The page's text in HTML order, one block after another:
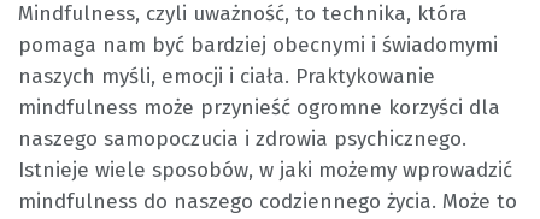
Mindfulness, czyli uważność, to technika, która
pomaga nam być bardziej obecnymi i świadomymi
naszych myśli, emocji i ciała. Praktykowanie
mindfulness może przynieść ogromne korzyści dla
naszego samopoczucia i zdrowia psychicznego.
Istnieje wiele sposobów, w jaki możemy wprowadzić
mindfulness do naszego codziennego życia. Może to